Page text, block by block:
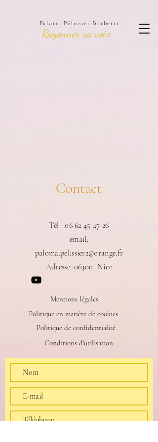
Rayonner sa voix
Paloma Pélissier-Barbetti
Contact
​Tél :06 62 45 47 26
email:
paloma.pelissier2@orange.fr
Adresse: 06300 Nice
Mentions légales
Politique en matière de cookies
Politique de confidentialité
Conditions d'utilisation